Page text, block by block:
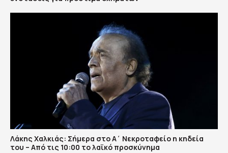
Λάκης Χαλκιάς: Σήμερα στο Α΄ Νεκροταφείο η κηδεία
του – Από τις 10:00 το λαϊκό προσκύνημα